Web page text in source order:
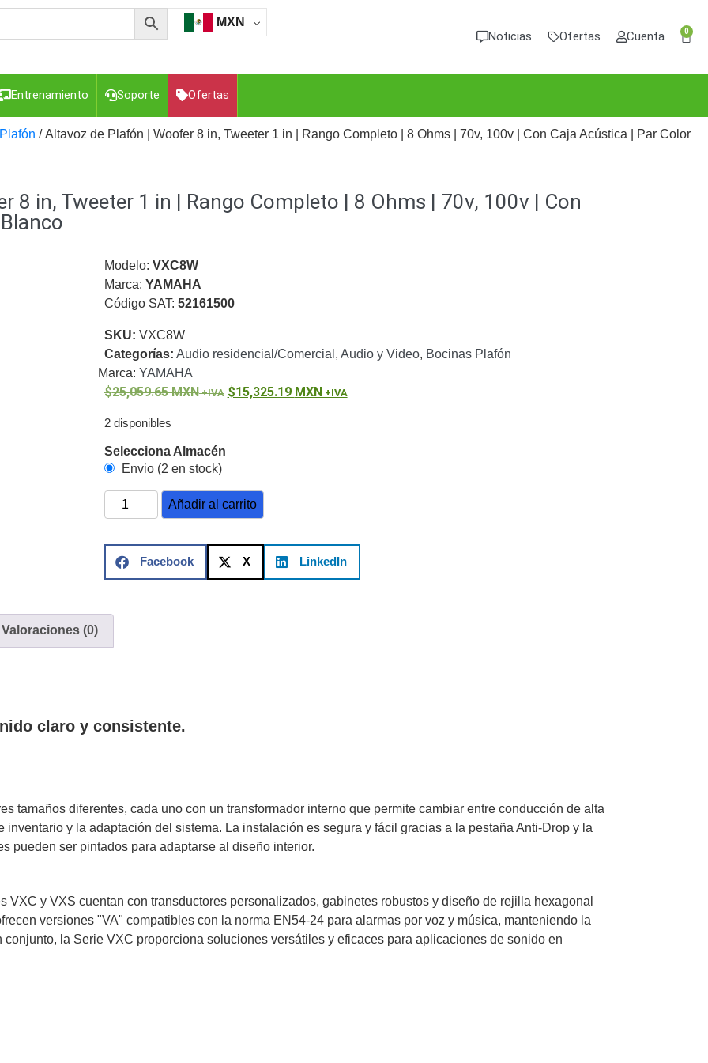
MXN
Noticias Ofertas Cuenta 0
Entrenamiento Soporte Ofertas
Gabinetes de Acero para DVR y NVRGabinetes para
BlancaKits Extensores, Convertidores , Divisores, HDMI,
Cable Coaxial y ConectoresCables Armados -
Para Alimentación y ElectricidadRG59 Tipo
BalaCodificadores y Decodificadores de
Fisheye y Hemisféricas Lente Motorizado
Profesionales - CajaPTZTérmicasWiFi / 4G / Inalámbricas
Domo / Eyeball / Turret
Videograbadoras Analógicas - TurboHD TVI / AHD / CVI
Fuentes de AlimentaciónFuentes de Alimentación con
PoE de Largo AlcanceUPS - No Break
TurboHD de 8 Canales
/ Monitores
DirectaRedes
Wisenet WaveXMR CEIBAII / KAPOK
AnalógicosVideoporteros IP
/ Altavoz de Plafón | Woofer 8 in, Tweeter 1 in | Rango Completo | 8 Ohms | 70v, 100v | Con Caja Acústica | Par Color
8 in, Tweeter 1 in | Rango Completo | 8 Ohms | 70v, 100v | Con
Modelo: VXC8W
Marca: YAMAHA
Código SAT: 52161500
SKU: VXC8W
Categorías: Audio residencial/Comercial , Audio y Video, Bocinas Plafón
Marca: YAMAHA
25,059.65MXN 15,325.19 MXN
2 disponibles
Selecciona Almacén
Envio (2 en stock)
Añadir al carrito
Facebook X LinkedIn
Valoraciones (0)
claro y consistente.
tamaños diferentes, cada uno con un transformador interno que permite cambiar entre conducción de alta
y la adaptación del sistema. La instalación es segura y fácil gracias a la pestaña Anti-Drop y la
pueden ser pintados para adaptarse al diseño interior.
VXC y VXS cuentan con transductores personalizados, gabinetes robustos y diseño de rejilla hexagonal
versiones "VA" compatibles con la norma EN54-24 para alarmas por voz y música, manteniendo la
la Serie VXC proporciona soluciones versátiles y eficaces para aplicaciones de sonido en